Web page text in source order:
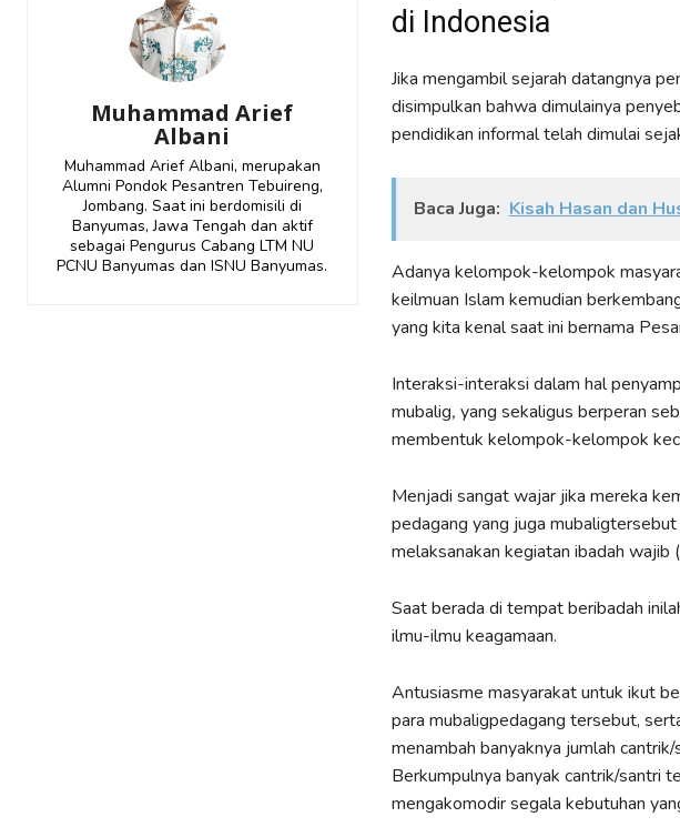
Muhammad Arief
Albani
Muhammad Arief Albani, merupakan
Alumni Pondok Pesantren Tebuireng,
Jombang. Saat ini berdomisili di
Banyumas, Jawa Tengah dan aktif
sebagai Pengurus Cabang LTM NU
PCNU Banyumas dan ISNU Banyumas.
di Indonesia
Jika mengambil sejarah datangnya
disimpulkan bahwa dimulainya
pendidikan informal telah dimulai
Baca Juga: Kisah Hasan dan
Adanya kelompok-kelompok
keilmuan Islam kemudian
yang kita kenal saat ini bernama
Interaksi-interaksi dalam hal
mubalig, yang sekaligus berperan
membentuk kelompok-kelompok
Menjadi sangat wajar jika mereka
pedagang yang juga
melaksanakan kegiatan ibadah
Saat berada di tempat beribadah
ilmu-ilmu keagamaan.
Antusiasme masyarakat untuk ikut
para mubaligpedagang tersebut,
menambah banyaknya jumlah
Berkumpulnya banyak cantrik/santri
mengakomodir segala kebutuhan